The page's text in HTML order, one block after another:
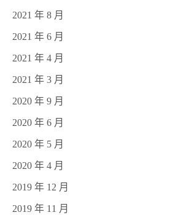
2021 年 8 月
2021 年 6 月
2021 年 4 月
2021 年 3 月
2020 年 9 月
2020 年 6 月
2020 年 5 月
2020 年 4 月
2019 年 12 月
2019 年 11 月